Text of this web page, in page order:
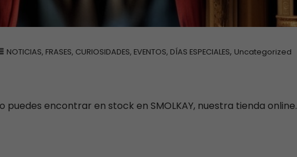
NOTICIAS, FRASES, CURIOSIDADES, EVENTOS, DÍAS ESPECIALES, Uncategorized
encontrar en stock en SMOLKAY, nuestra tienda online.